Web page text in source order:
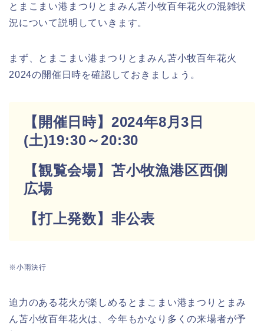
とまこまい港まつりとまみん苫小牧百年花火の混雑状
況について説明していきます。
まず、とまこまい港まつりとまみん苫小牧百年花火
2024の開催日時を確認しておきましょう。
【開催日時】2024年8月3日
(土)19:30～20:30
【観覧会場】苫小牧漁港区西側
広場
【打上発数】非公表
※小雨決行
迫力のある花火が楽しめるとまこまい港まつりとまみ
ん苫小牧百年花火は、今年もかなり多くの来場者が予